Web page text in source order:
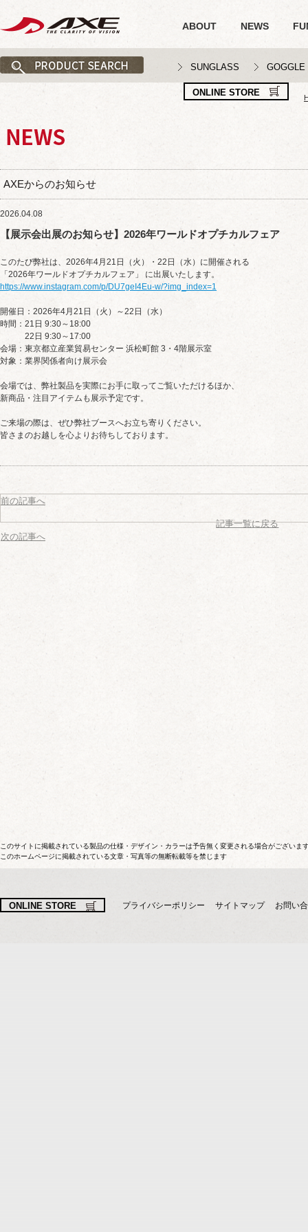
ABOUT NEWS
SUNGLASS GOGGLE
ONLINE STORE
AXEからのお知らせ
2026.04.08
【展示会出展のお知らせ】2026年ワールドオプチカルフェア
このたび弊社は、2026年4月21日（火）・22日（水）に開催される
「2026年ワールドオプチカルフェア」 に出展いたします。
https://www.instagram.com/p/DU7geI4Eu-w/?img_index=1
開催日：2026年4月21日（火）～22日（水）
時間：21日 9:30～18:00
22日 9:30～17:00
会場：東京都立産業貿易センター 浜松町館 3・4階展示室
対象：業界関係者向け展示会
会場では、弊社製品を実際にお手に取ってご覧いただけるほか、
新商品・注目アイテムも展示予定です。
ご来場の際は、ぜひ弊社ブースへお立ち寄りください。
皆さまのお越しを心よりお待ちしております。
前の記事へ
記事一覧に戻る
次の記事へ
このサイトに掲載されている製品の仕様・デザイン・カラーは予告無く変更される場合がござい
このホームページに掲載されている文章・写真等の無断転載等を禁じます
ONLINE STORE プライバシーポリシー サイトマップ お問い